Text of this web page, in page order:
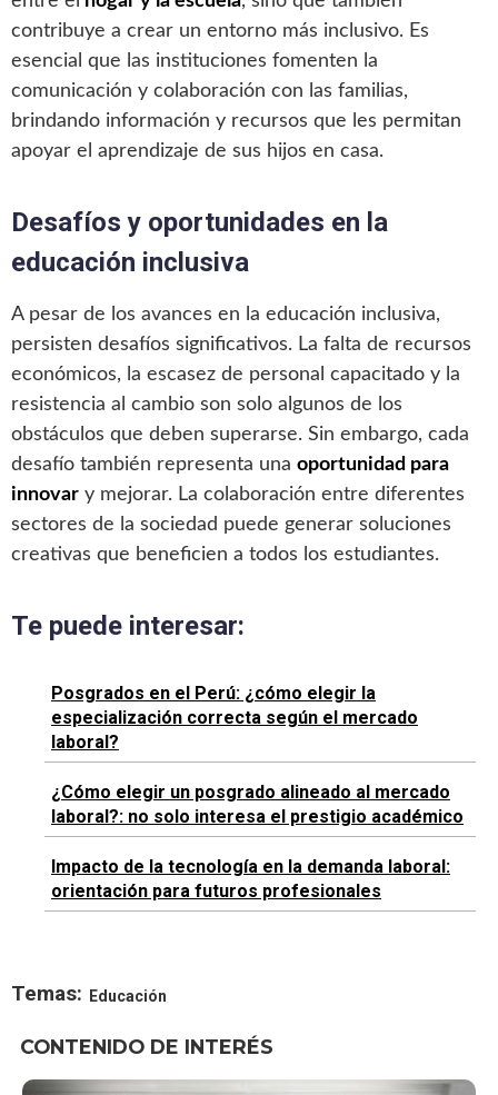
contribuye a crear un entorno más inclusivo. Es
esencial que las instituciones fomenten la
comunicación y colaboración con las familias,
brindando información y recursos que les permitan
apoyar el aprendizaje de sus hijos en casa.
Desafíos y oportunidades en la
educación inclusiva
A pesar de los avances en la educación inclusiva,
persisten desafíos significativos. La falta de recursos
económicos, la escasez de personal capacitado y la
resistencia al cambio son solo algunos de los
obstáculos que deben superarse. Sin embargo, cada
desafío también representa una oportunidad para
innovar y mejorar. La colaboración entre diferentes
sectores de la sociedad puede generar soluciones
creativas que beneficien a todos los estudiantes.
Te puede interesar:
Posgrados en el Perú: ¿cómo elegir la
especialización correcta según el mercado
laboral?
¿Cómo elegir un posgrado alineado al mercado
laboral?: no solo interesa el prestigio académico
Impacto de la tecnología en la demanda laboral:
orientación para futuros profesionales
Temas: Educación
CONTENIDO DE INTERÉS